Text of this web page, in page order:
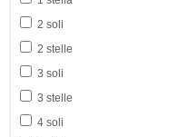
2 soli
2 stelle
3 soli
3 stelle
4 soli